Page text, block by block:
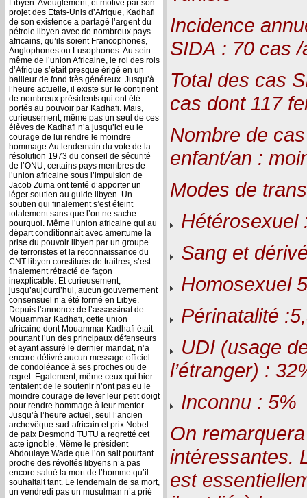
Libyen. Aveuglement, et motivé par son
projet des Etats-Unis d’Afrique, Kadhafi
de son existence a partagé l’argent du
pétrole libyen avec de nombreux pays
africains, qu’ils soient Francophones,
Anglophones ou Lusophones. Au sein
même de l’union Africaine, le roi des rois
d’Afrique s’était presque érigé en un
bailleur de fond très généreux. Jusqu’à
l’heure actuelle, il existe sur le continent
de nombreux présidents qui ont été
portés au pouvoir par Kadhafi. Mais,
curieusement, même pas un seul de ces
élèves de Kadhafi n’a jusqu’ici eu le
courage de lui rendre le moindre
hommage.Au lendemain du vote de la
résolution 1973 du conseil de sécurité
de l’ONU, certains pays membres de
l’union africaine sous l’impulsion de
Jacob Zuma ont tenté d’apporter un
léger soutien au guide libyen. Un
soutien qui finalement s’est éteint
totalement sans que l’on ne sache
pourquoi. Même l’union africaine qui au
départ conditionnait avec amertume la
prise du pouvoir libyen par un groupe
de terroristes et la reconnaissance du
CNT libyen constitués de traitres, s’est
finalement rétracté de façon
inexplicable. Et curieusement,
jusqu’aujourd’hui, aucun gouvernement
consensuel n’a été formé en Libye.
Depuis l’annonce de l’assassinat de
Mouammar Kadhafi, cette union
africaine dont Mouammar Kadhafi était
pourtant l’un des principaux défenseurs
et ayant assuré le dernier mandat, n’a
encore délivré aucun message officiel
de condoléance à ses proches ou de
regret. Egalement, même ceux qui hier
tentaient de le soutenir n’ont pas eu le
moindre courage de lever leur petit doigt
pour rendre hommage à leur mentor.
Jusqu’à l’heure actuel, seul l’ancien
archevêque sud-africain et prix Nobel
de paix Desmond TUTU a regretté cet
acte ignoble. Même le président
Abdoulaye Wade que l’on sait pourtant
proche des révoltés libyens n’a pas
encore salué la mort de l’homme qu’il
souhaitait tant. Le lendemain de sa mort,
un vendredi pas un musulman n’a prié
Incidence
SIDA : 70 cas /
Total des cas
cas dont 117
Nombre de
enfant/an :
Modes de
Hétérosexuel
Sang et
Homosexuel
Périnatalité
UDI (usage
l’étranger) :
Inconnu : 5%
On
intéressantes.
est